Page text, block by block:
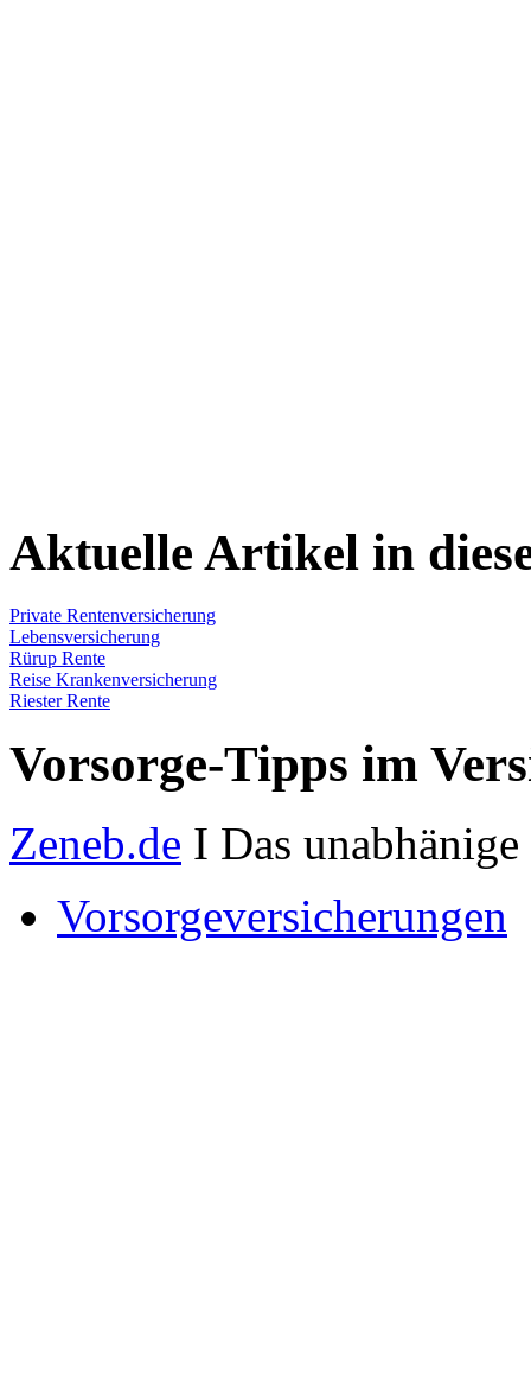
Aktuelle Artikel in
Private Rentenversicherung
Lebensversicherung
Rürup Rente
Reise Krankenversicherung
Riester Rente
Vorsorge-Tipps im
Zeneb.de I Das
Vorsorgeversicherungen